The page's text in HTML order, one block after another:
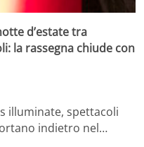
d’estate tra
la rassegna chiude con
illuminate, spettacoli
indietro nel…